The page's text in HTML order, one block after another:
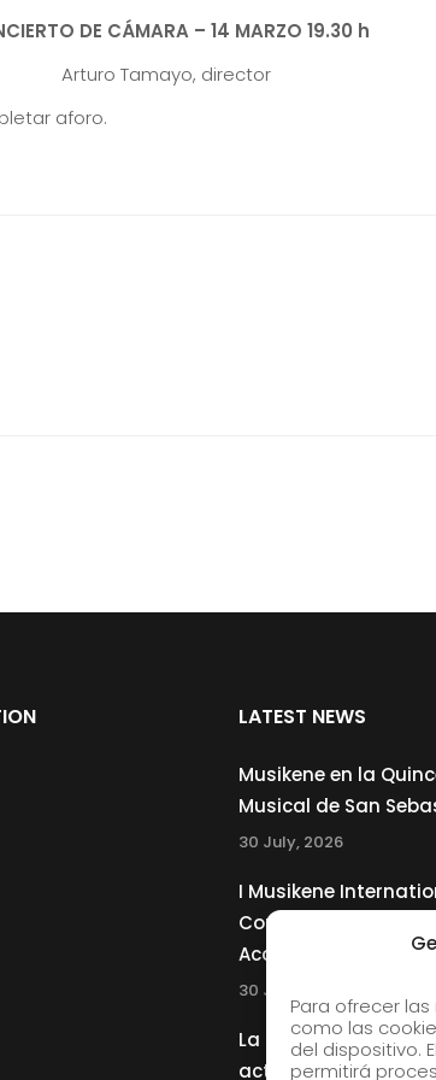
Para ofrecer
como las
del dispositivo.
permitirá
DE CÁMARA – 14 MARZO 19.30 h
Arturo Tamayo, director
aforo.
LATEST NEWS
Musikene en la
Musical de San
30 July, 2026
I Musikene
Competition for
Accordionists
30 July, 2026
La Musikene Big
actuará junto a